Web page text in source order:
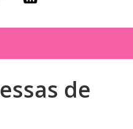
de